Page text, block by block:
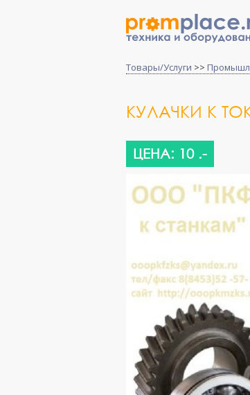
Товары/Услуги >>
КУЛАЧКИ К
ЦЕНА: 10 .-